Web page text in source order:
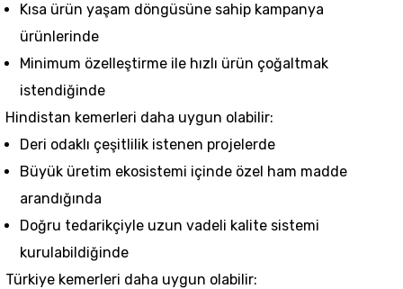
Kısa ürün yaşam döngüsüne sahip kampanya
ürünlerinde
Minimum özelleştirme ile hızlı ürün çoğaltmak
istendiğinde
Hindistan kemerleri daha uygun olabilir:
Deri odaklı çeşitlilik istenen projelerde
Büyük üretim ekosistemi içinde özel ham madde
arandığında
Doğru tedarikçiyle uzun vadeli kalite sistemi
kurulabildiğinde
Türkiye kemerleri daha uygun olabilir: